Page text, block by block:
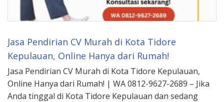
Jasa Pendirian CV Murah di Kota Tidore
Kepulauan, Online Hanya dari Rumah!
Jasa Pendirian CV Murah di Kota Tidore Kepulauan,
Online Hanya dari Rumah! | WA 0812-9627-2689 – Jika
Anda tinggal di Kota Tidore Kepulauan dan sedang